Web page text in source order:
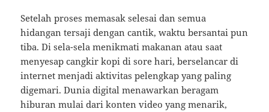
Setelah proses memasak selesai dan semua
hidangan tersaji dengan cantik, waktu bersantai pun
tiba. Di sela-sela menikmati makanan atau saat
menyesap cangkir kopi di sore hari, berselancar di
internet menjadi aktivitas pelengkap yang paling
digemari. Dunia digital menawarkan beragam
hiburan mulai dari konten video yang menarik,